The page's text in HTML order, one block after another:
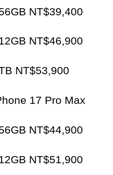
NT$39,400
NT$46,900
NT$53,900
17 Pro Max
NT$44,900
NT$51,900